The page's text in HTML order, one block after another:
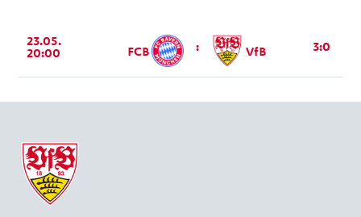
23.05.
20:00 FCB : VfB 3:0